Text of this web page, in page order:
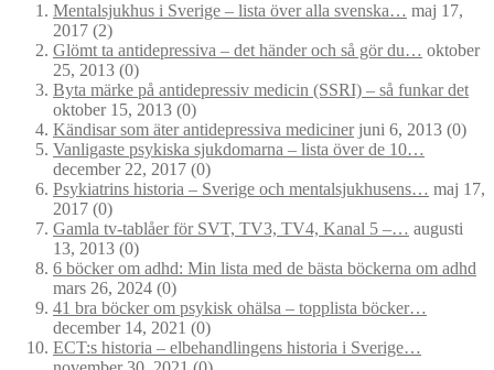
Mentalsjukhus i Sverige – lista över alla svenska… maj 17,
2017 (2)
Glömt ta antidepressiva – det händer och så gör du… oktober
25, 2013 (0)
Byta märke på antidepressiv medicin (SSRI) – så funkar det
oktober 15, 2013 (0)
Kändisar som äter antidepressiva medicinerjuni 6, 2013 (0)
Vanligaste psykiska sjukdomarna – lista över de 10…
december 22, 2017 (0)
Psykiatrins historia – Sverige och mentalsjukhusens… maj 17,
2017 (0)
Gamla tv-tablåer för SVT, TV3, TV4, Kanal 5 –… augusti
13, 2013 (0)
6 böcker om adhd: Min lista med de bästa böckerna om adhd
mars 26, 2024 (0)
41 bra böcker om psykisk ohälsa – topplista böcker…
december 14, 2021 (0)
ECT:s historia – elbehandlingens historia i Sverige…